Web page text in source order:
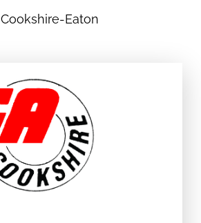
Cookshire-Eaton